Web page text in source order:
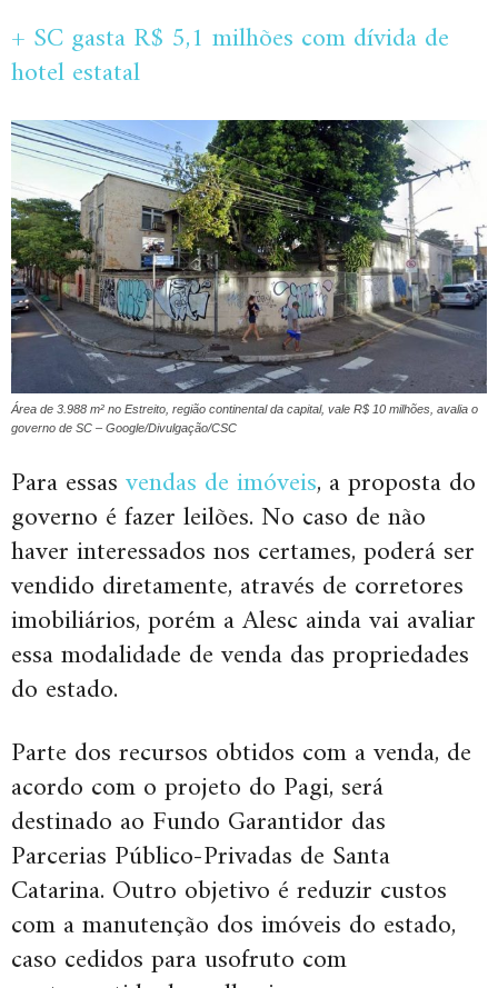
+ SC gasta R$ 5,1 milhões com dívida de
hotel estatal
Área de 3.988 m² no Estreito, região continental da capital, vale R$ 10 milhões, avalia o
governo de SC – Google/Divulgação/CSC
Para essasvendas de imóveis, a proposta do
governo é fazer leilões. No caso de não
haver interessados nos certames, poderá ser
vendido diretamente, através de corretores
imobiliários, porém a Alesc ainda vai avaliar
essa modalidade de venda das propriedades
do estado.
Parte dos recursos obtidos com a venda, de
acordo com o projeto do Pagi, será
destinado ao Fundo Garantidor das
Parcerias Público-Privadas de Santa
Catarina. Outro objetivo é reduzir custos
com a manutenção dos imóveis do estado,
caso cedidos para usofruto com